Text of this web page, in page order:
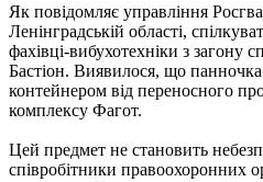
Як повідомляє управління
Ленінградській області,
фахівці-вибухотехніки з загону
Бастіон. Виявилося, що
контейнером від переносного
комплексу Фагот.
Цей предмет не становить
співробітники правоохоронних